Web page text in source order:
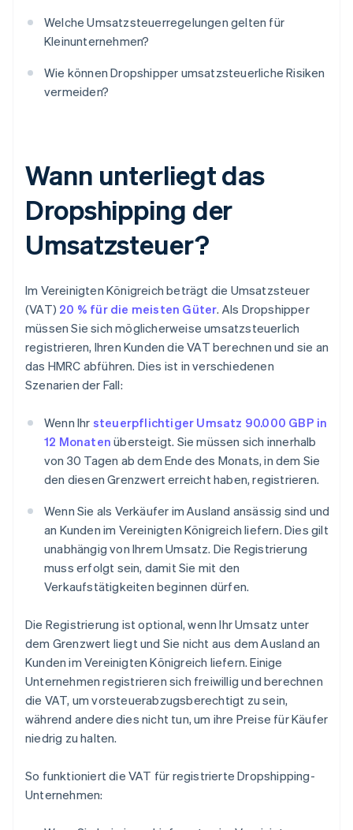
Welche Umsatzsteuerregelungen gelten für
Kleinunternehmen?
Wie können Dropshipper umsatzsteuerliche Risiken
vermeiden?
Wann unterliegt das
Dropshipping der
Umsatzsteuer?
Im Vereinigten Königreich beträgt die Umsatzsteuer
(VAT) 20 % für die meisten Güter. Als Dropshipper
müssen Sie sich möglicherweise umsatzsteuerlich
registrieren, Ihren Kunden die VAT berechnen und sie an
das HMRC abführen. Dies ist in verschiedenen
Szenarien der Fall:
Wenn Ihr steuerpflichtiger Umsatz 90.000 GBP in
12 Monaten übersteigt. Sie müssen sich innerhalb
von 30 Tagen ab dem Ende des Monats, in dem Sie
den diesen Grenzwert erreicht haben, registrieren.
Wenn Sie als Verkäufer im Ausland ansässig sind und
an Kunden im Vereinigten Königreich liefern. Dies gilt
unabhängig von Ihrem Umsatz. Die Registrierung
muss erfolgt sein, damit Sie mit den
Verkaufstätigkeiten beginnen dürfen.
Die Registrierung ist optional, wenn Ihr Umsatz unter
dem Grenzwert liegt und Sie nicht aus dem Ausland an
Kunden im Vereinigten Königreich liefern. Einige
Unternehmen registrieren sich freiwillig und berechnen
die VAT, um vorsteuerabzugsberechtigt zu sein,
während andere dies nicht tun, um ihre Preise für Käufer
niedrig zu halten.
So funktioniert die VAT für registrierte Dropshipping-
Unternehmen: